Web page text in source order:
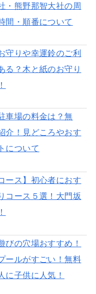
・熊野那智大社の周
間・順番について
守りや幸運鈴のご利
る？木と紙のお守り
車場の料金は？無
介！見どころやおす
について
ース】初心者におす
コース５選！大門坂
びの穴場おすすめ！
ールがすごい！無料
に子供に人気！